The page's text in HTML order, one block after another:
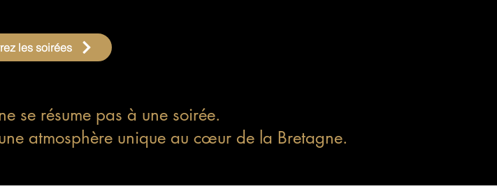
les soirées
se résume pas à une soirée.
atmosphère unique au cœur de la Bretagne.